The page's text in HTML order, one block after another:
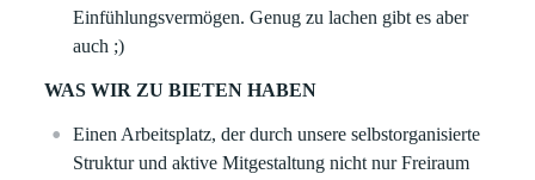
Einfühlungsvermögen. Genug zu lachen gibt es aber
auch ;)
WAS WIR ZU BIETEN HABEN
Einen Arbeitsplatz, der durch unsere selbstorganisierte
Struktur und aktive Mitgestaltung nicht nur Freiraum